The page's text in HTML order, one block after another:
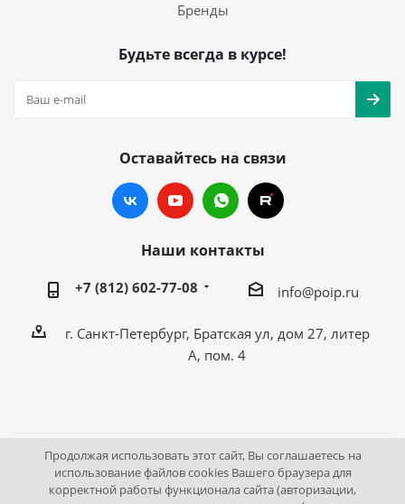
Бренды
Будьте всегда в курсе!
Оставайтесь на связи
Наши контакты
+7 (812) 602-77-08 info@poip.ru
г. Санкт-Петербург, Братская ул, дом 27, литер
А, пом. 4
2009 - 2026 © Промышленное оборудование Интернет
портал.
Продолжая использовать этот сайт, Вы соглашаетесь на
использование файлов cookies Вашего браузера для
корректной работы функционала сайта (авторизации,